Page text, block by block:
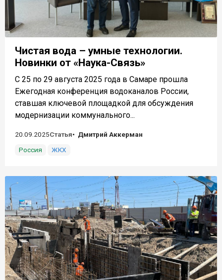
Чистая вода – умные технологии.
Новинки от «Наука-Связь»
С 25 по 29 августа 2025 года в Самаре прошла
Ежегодная конференция водоканалов России,
ставшая ключевой площадкой для обсуждения
модернизации коммунального...
20.09.2025Статья
Дмитрий Аккерман
Россия
ЖКХ